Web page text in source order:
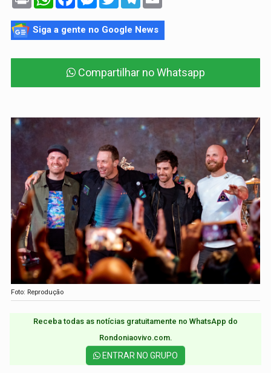
Siga a gente no Google News
Compartilhar no Whatsapp
Foto: Reprodução
Receba todas as notícias gratuitamente no WhatsApp do
Rondoniaovivo.com.​
ENTRAR NO GRUPO